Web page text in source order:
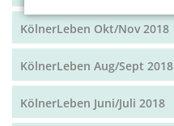
KölnerLeben Okt/Nov 2018
KölnerLeben Aug/Sept 2018
KölnerLeben Juni/Juli 2018